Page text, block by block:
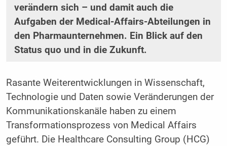
verändern sich – und damit auch die
Aufgaben der Medical-Affairs-Abteilungen in
den Pharmaunternehmen. Ein Blick auf den
Status quo und in die Zukunft.
Rasante Weiterentwicklungen in Wissenschaft,
Technologie und Daten sowie Veränderungen der
Kommunikationskanäle haben zu einem
Transformationsprozess von Medical Affairs
geführt. Die Healthcare Consulting Group (HCG)